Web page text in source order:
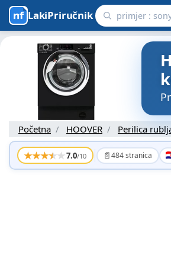
LakiPriručnik
Početna HOOVER Perilica
★★★★★7.0/10 📄484 stranica